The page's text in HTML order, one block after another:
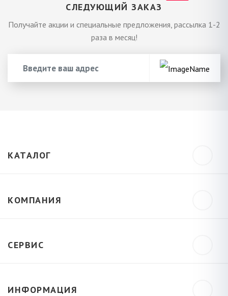
СЛЕДУЮЩИЙ ЗАКАЗ
Получайте акции и специальные предложения, рассылка 1-2
раза в месяц!
КАТАЛОГ
КОМПАНИЯ
СЕРВИС
ИНФОРМАЦИЯ